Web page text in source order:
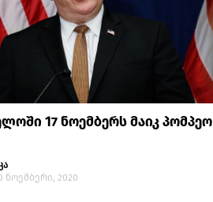
17 ნოემბერს მაიკ პომპეო
ნოემბერი, 2020